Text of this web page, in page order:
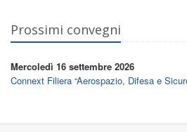
Prossimi convegni
Mercoledì 16 settembre 2026
Connext Filiera “Aerospazio, Difesa e